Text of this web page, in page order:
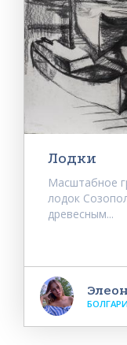
Лодки
Масштабное
лодок
древесным...